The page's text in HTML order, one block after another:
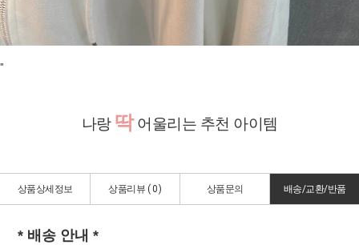
"
나랑 딱어울리는 추천 아이템
상품상세정보 상품리뷰 ( 0) 상품문의 배송/교환/반품
* 배송 안내 *